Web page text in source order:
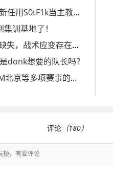
Mauisnake：Spirit应该重新任用S0tF1k当主教练辅助donk
训基地了！
深度分析Spirit：防守信息缺失，战术应变存在短板
donk想要的队长吗？
V社八月世界排名：决定IEM北京等多项赛事的邀请名额
评论 （180）